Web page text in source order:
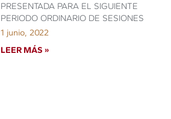
PRESENTADA PARA EL SIGUIENTE
PERIODO ORDINARIO DE SESIONES
1 junio, 2022
LEER MÁS »